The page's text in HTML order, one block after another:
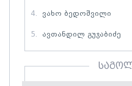
4. Ვახო Ბედოშვილი
5. Ავთანდილ Გუჯაბიძე